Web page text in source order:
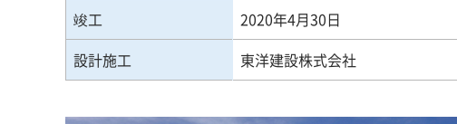
竣工
2020年4月30日
設計施工
東洋建設株式会社